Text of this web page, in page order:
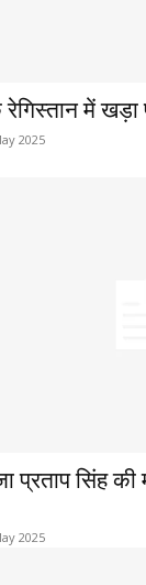
में खड़ा
2025
प्रताप सिंह की
2025